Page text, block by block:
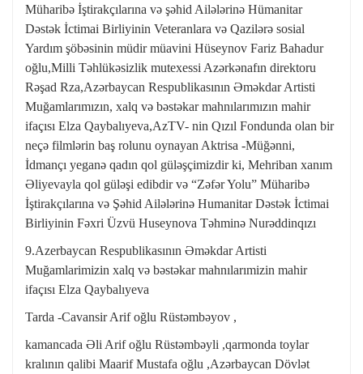
Müharibə İştirakçılarına və şəhid Ailələrinə Hümanitar
Dəstək İctimai Birliyinin Veteranlara və Qazilərə sosial
Yardım şöbəsinin müdir müavini Hüseynov Fariz Bahadur
oğlu,Milli Təhlükəsizlik mutexessi Azərkənafın direktoru
Rəşad Rza,Azərbaycan Respublikasının Əməkdar Artisti
Muğamlarımızın, xalq və bəstəkar mahnılarımızın mahir
ifaçısı Elza Qaybalıyeva,AzTV- nin Qızıl Fondunda olan bir
neçə filmlərin baş rolunu oynayan Aktrisa -Müğənni,
İdmançı yeganə qadın qol güləşçimizdir ki, Mehriban xanım
Əliyevayla qol güləşi edibdir və “Zəfər Yolu” Müharibə
İştirakçılarına və Şəhid Ailələrinə Humanitar Dəstək İctimai
Birliyinin Fəxri Üzvü Huseynova Təhminə Nurəddinqızı
9.Azerbaycan Respublikasının Əməkdar Artisti
Muğamlarimizin xalq və bəstəkar mahnılarımizin mahir
ifaçısı Elza Qaybalıyeva
Tarda -Cavansir Arif oğlu Rüstəmbəyov ,
kamancada Əli Arif oğlu Rüstəmbəyli ,qarmonda toylar
kralının qalibi Maarif Mustafa oğlu ,Azərbaycan Dövlət